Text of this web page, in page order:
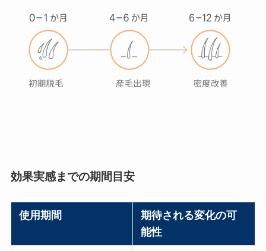
効果実感までの期間目安
使用期間
期待される変化の可
能性